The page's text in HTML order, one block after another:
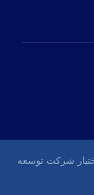
شرکت توسعه